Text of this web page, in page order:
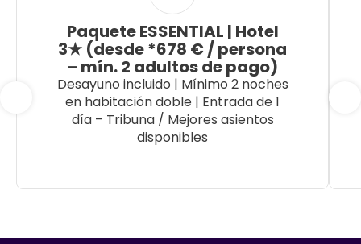
Paquete ESSENTIAL | Hotel
3★ (desde *678 € / persona
– mín. 2 adultos de pago)
Desayuno incluido | Mínimo 2 noches
en habitación doble | Entrada de 1
día – Tribuna / Mejores asientos
disponibles